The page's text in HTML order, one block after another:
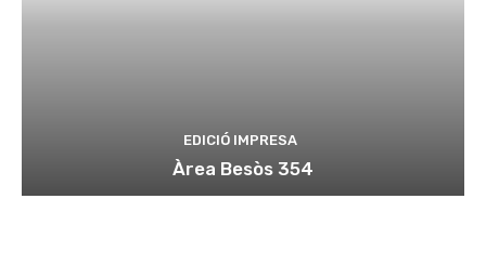
EDICIÓ IMPRESA
Àrea Besòs 354